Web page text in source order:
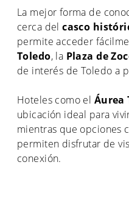
La mejor forma de
cerca delcasco
permite acceder
Toledo, la Plaza de
de interés de Toledo a
Hoteles como el Áurea
ubicación ideal para
mientras que opciones
permiten disfrutar de
conexión.